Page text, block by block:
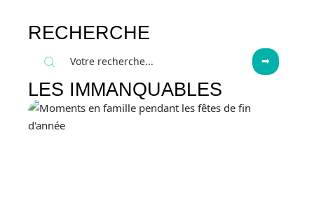
RECHERCHE
LES IMMANQUABLES